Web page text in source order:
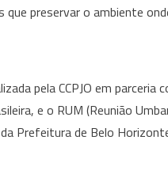
preservar o ambiente
pela CCPJO em parceria
e o RUM (Reunião
Prefeitura de Belo